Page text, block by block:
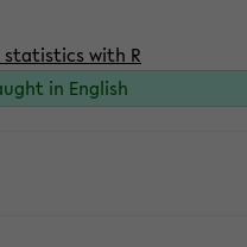
statistics with R
in English